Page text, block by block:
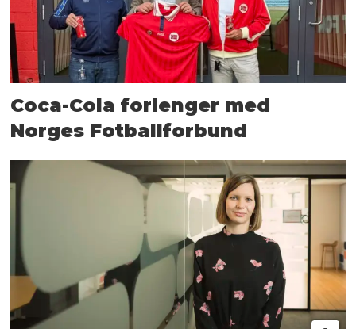
Coca-Cola forlenger med
Norges Fotballforbund